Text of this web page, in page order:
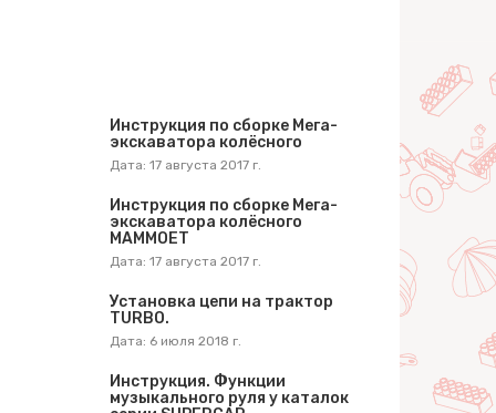
Инструкция по сборке Мега-
экскаватора колёсного
Дата: 17 августа 2017 г.
Инструкция по сборке Мега-
экскаватора колёсного
MAMMOET
Дата: 17 августа 2017 г.
Установка цепи на трактор
TURBO.
Дата: 6 июля 2018 г.
Инструкция. Функции
музыкального руля у каталок